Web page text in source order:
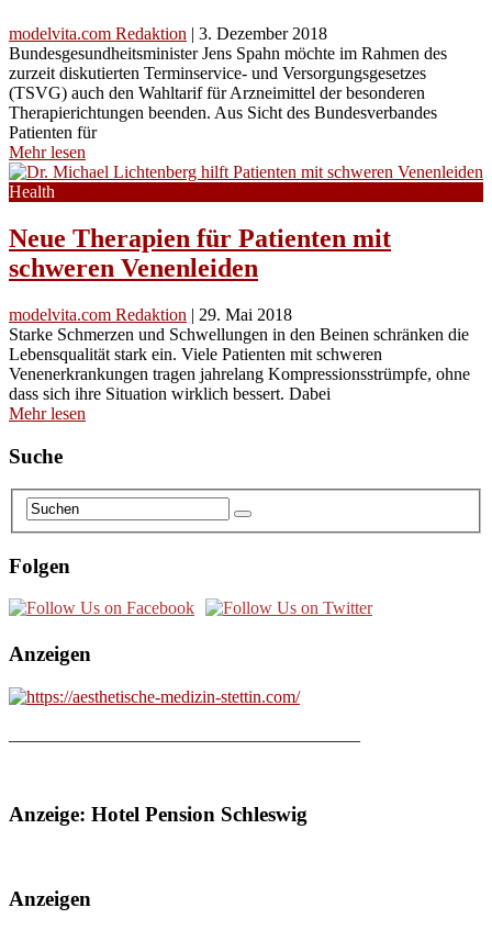
modelvita.com Redaktion | 3. Dezember 2018
Bundesgesundheitsminister Jens Spahn möchte im Rahmen des
zurzeit diskutierten Terminservice- und Versorgungsgesetzes
(TSVG) auch den Wahltarif für Arzneimittel der besonderen
Therapierichtungen beenden. Aus Sicht des Bundesverbandes
Patienten für
Mehr lesen
Health
Neue Therapien für Patienten mit
schweren Venenleiden
modelvita.com Redaktion | 29. Mai 2018
Starke Schmerzen und Schwellungen in den Beinen schränken die
Lebensqualität stark ein. Viele Patienten mit schweren
Venenerkrankungen tragen jahrelang Kompressionsstrümpfe, ohne
dass sich ihre Situation wirklich bessert. Dabei
Mehr lesen
Suche
Folgen
Anzeigen
Anzeige: Hotel Pension Schleswig
Anzeigen